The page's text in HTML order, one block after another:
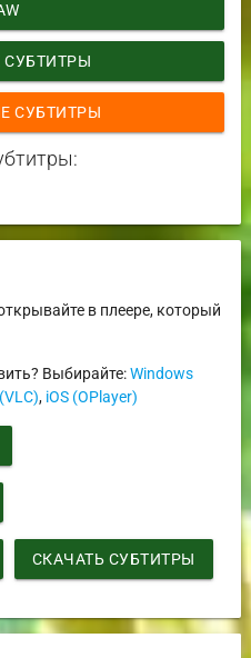
СУБТИТРЫ
СУБТИТРЫ
в плеере, который
Выбирайте:Windows
, iOS (OPlayer)
СКАЧАТЬ СУБТИТРЫ